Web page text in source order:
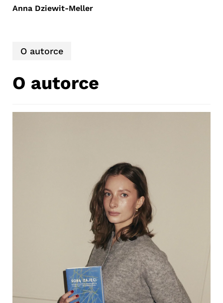
Anna Dziewit-Meller
O autorce
O autorce